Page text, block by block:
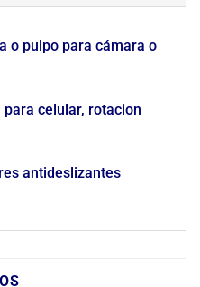
o pulpo para cámara o
celular, rotacion
antideslizantes